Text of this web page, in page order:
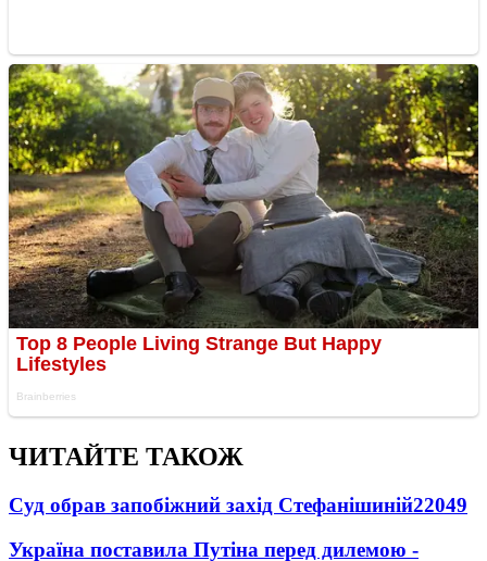
ЧИТАЙТЕ ТАКОЖ
Суд обрав запобіжний захід Стефанішиній22049
Україна поставила Путіна перед дилемою -